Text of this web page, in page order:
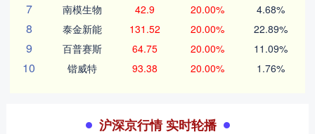
7 南模生物 42.9 20.00% 4.68%
8 泰金新能 131.52 20.00% 22.89%
9 百普赛斯 64.75 20.00% 11.09%
10 锴威特 93.38 20.00% 1.76%
沪深京行情 实时轮播